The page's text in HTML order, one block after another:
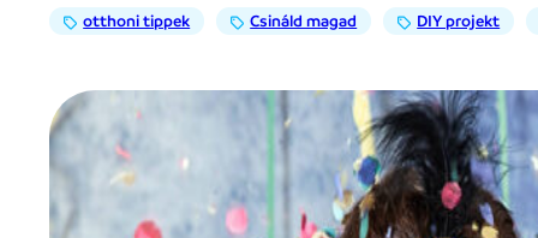
otthoni tippek Csináld magad DIY projekt